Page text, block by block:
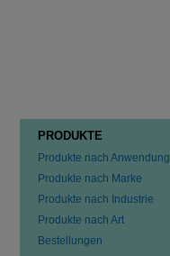
PRODUKTE
Produkte nach Anwendung
Produkte nach Marke
Produkte nach Industrie
Produkte nach Art
Bestellungen